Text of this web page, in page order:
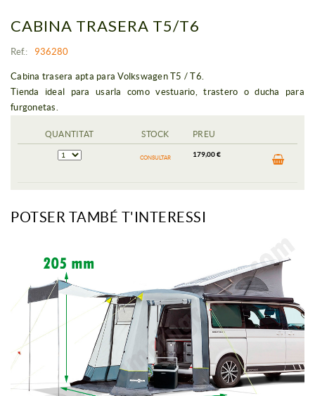
CABINA TRASERA T5/T6
Ref.: 936280
Cabina trasera apta para Volkswagen T5 / T6.
Tienda ideal para usarla como vestuario, trastero o ducha para
furgonetas.
QUANTITAT STOCK PREU
CONSULTAR 179,00 €
POTSER TAMBÉ T'INTERESSI